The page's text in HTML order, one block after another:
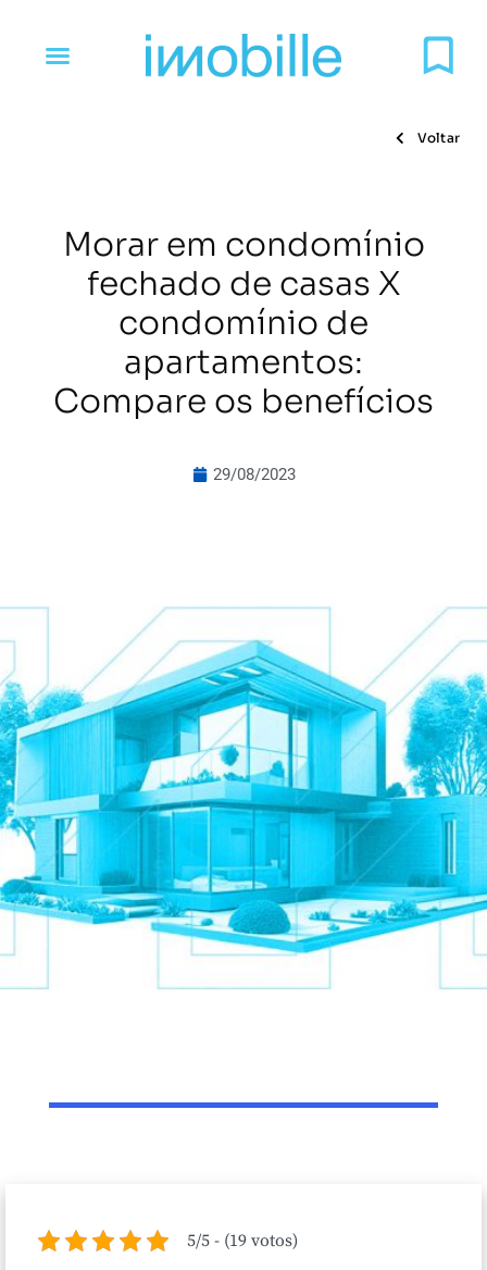
Voltar
Morar em condomínio
fechado de casas X
condomínio de
apartamentos:
Compare os benefícios
29/08/2023
5/5 - (19 votos)